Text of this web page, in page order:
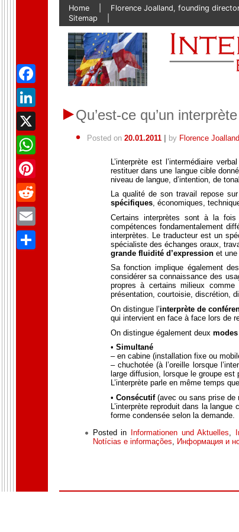
Home Florence Joalland, founding
Sitemap
Qu’est-ce qu’un
Posted on 20.01.2011| by Florence Joalland
L’interprète est l’intermédiaire
restituer dans une langue cible
niveau de langue, d’intention, de
La qualité de son travail repose
spécifiques, économiques,
Certains interprètes sont à la
compétences fondamentalement
interprètes. Le traducteur est un
spécialiste des échanges oraux,
grande fluidité d’expressionet une
Sa fonction implique également
considérer sa connaissance des
propres à certains milieux
présentation, courtoisie, discrétion,
On distingue l’interprète de
qui intervient en face à face lors de
On distingue également deux
• Simultané
– en cabine (installation fixe ou
– chuchotée (à l’oreille lorsque
large diffusion, lorsque le groupe est
L’interprète parle en même temps
• Consécutif(avec ou sans prise de
L’interprète reproduit dans la
forme condensée selon la demande.
Posted in
Informationen und Aktuelles,
Notícias e informações, Информация и
Facebook
LinkedIn
X
WhatsApp
Pinterest
Reddit
Email